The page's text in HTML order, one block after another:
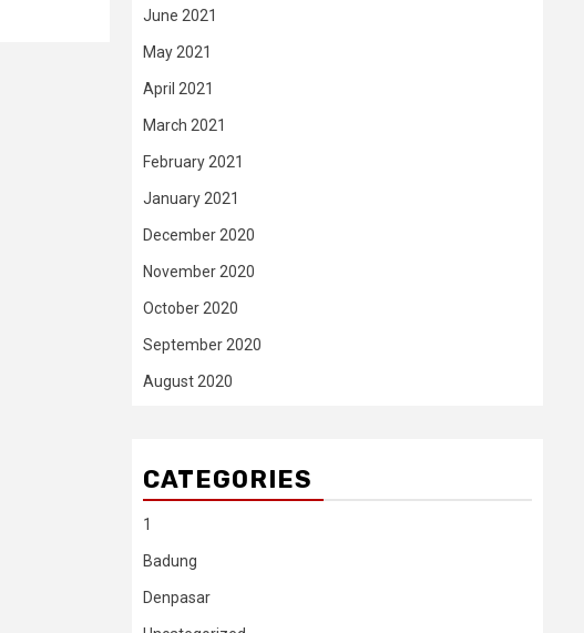
June 2021
May 2021
April 2021
March 2021
February 2021
January 2021
December 2020
November 2020
October 2020
September 2020
August 2020
CATEGORIES
1
Badung
Denpasar